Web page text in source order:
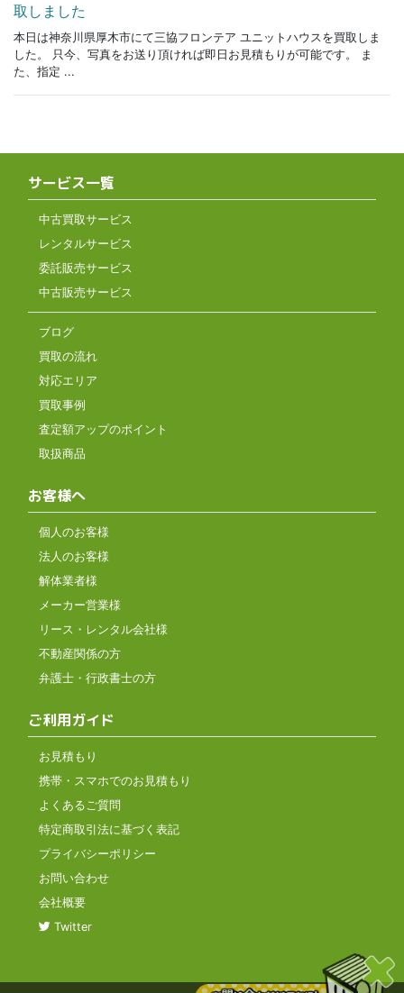
取しました
本日は神奈川県厚木市にて三協フロンテア ユニットハウスを買取しま
した。 只今、写真をお送り頂ければ即日お見積もりが可能です。 ま
た、指定 ...
サービス一覧
中古買取サービス
レンタルサービス
委託販売サービス
中古販売サービス
ブログ
買取の流れ
対応エリア
買取事例
査定額アップのポイント
取扱商品
お客様へ
個人のお客様
法人のお客様
解体業者様
メーカー営業様
リース・レンタル会社様
不動産関係の方
弁護士・行政書士の方
ご利用ガイド
お見積もり
携帯・スマホでのお見積もり
よくあるご質問
特定商取引法に基づく表記
プライバシーポリシー
お問い合わせ
会社概要
Twitter